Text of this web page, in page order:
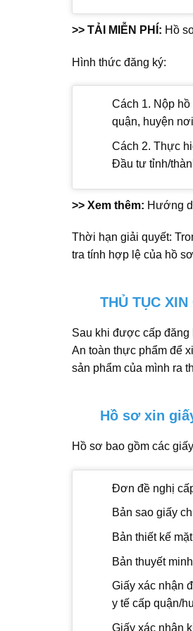
>> TẢI MIỄN PHÍ: Hồ
Hình thức đăng ký:
Cách 1. Nộp
quận, huyện
Cách 2. Thực
Đầu tư tỉnh/
>> Xem thêm: Hướng
Thời hạn giải quyết:
tra tính hợp lệ của hồ
THỦ TỤC
Sau khi được cấp
An toàn thực phẩm để
sản phẩm của mình ra
Hồ sơ xin
Hồ sơ bao gồm các
Đơn đề nghị
Bản sao giấy
Bản thiết kế
Bản thuyết
Giấy xác nhận
y tế cấp quận/
Giấy xác nhận